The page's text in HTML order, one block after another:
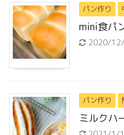
パン作り
mini食パ
2020/
パン作り
ミルクハ